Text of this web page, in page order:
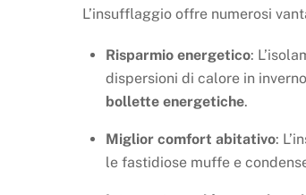
L’insufflaggio offre numerosi
Risparmio energetico:
dispersioni di calore in
bollette energetiche.
Miglior comfort abitativo:
le fastidiose muffe e